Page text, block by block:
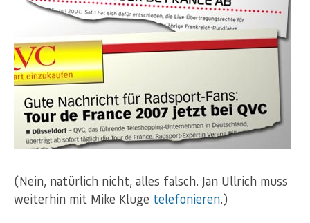
(Nein, natürlich nicht, alles falsch. Jan Ullrich muss
weiterhin mit Mike Kluge telefonieren.)